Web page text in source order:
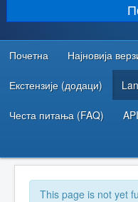
ЗАЈЕДНИЦА И ПОДРШКА
РЕСУРСИ ЗА РАЗВОЈ
Почетна Најновија
Екстензије (додаци)
Честа питања (FAQ)
This page is not yet